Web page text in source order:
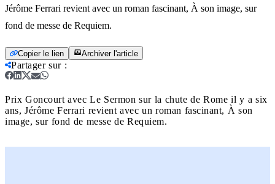
Jérôme Ferrari revient avec un roman fascinant, À son image, sur
fond de messe de Requiem.
Copier le lien Archiver l'article
Partager sur:
Prix Goncourt avec Le Sermon sur la chute de Rome il y a six
ans, Jérôme Ferrari revient avec un roman fascinant, À son
image, sur fond de messe de Requiem.